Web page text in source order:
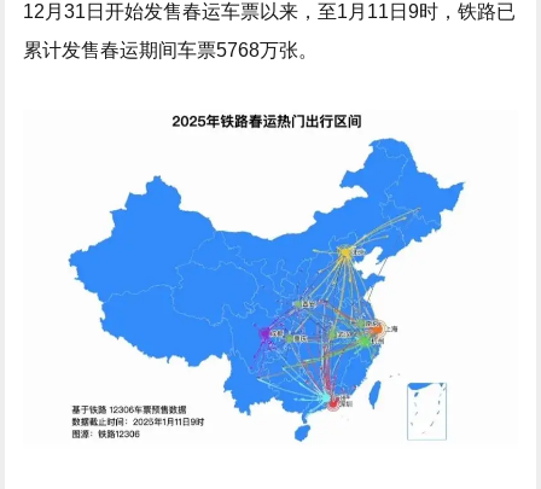
12月31日开始发售春运车票以来，至1月11日9时，铁路已
累计发售春运期间车票5768万张。